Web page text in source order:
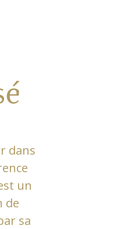
dans
un
de
sa